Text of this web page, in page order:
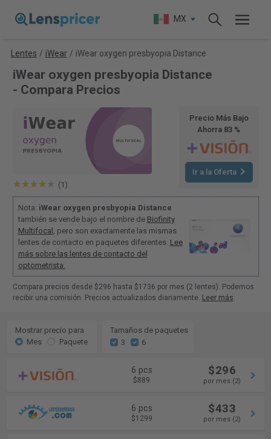
MX
Lentes / iWear / iWear oxygen presbyopia Distance
iWear oxygen presbyopia Distance
- Compara Precios
(1)
Precio Más Bajo
Ahorra 83 %
Ir a la Oferta
Nota: iWear oxygen presbyopia Distance
también se vende bajo el nombre de Biofinity
Multifocal , pero son exactamente las mismas
lentes de contacto en paquetes diferentes. Lee
más sobre las lentes de contacto del
optometrista.
Compara precios desde $296 hasta $1736 por mes (2 lentes). Podemos
recibir una comisión. Precios actualizados diariamente. Leer más.
Mostrar precio para
Mes
Paquete
Tamaños de paquetes
3
6
6 pcs
$889
$296
por mes (2)
6 pcs
$1299
$433
por mes (2)